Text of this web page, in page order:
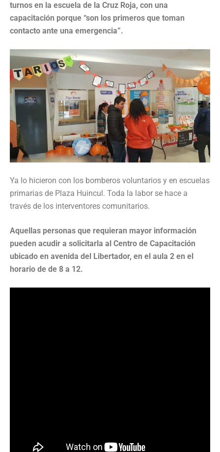
turnos en la escuela de la Cruz Roja, con una
capacitación porque “son los primeros que toman
contacto ante una emergencia”.
Ya lo hicieron con los bomberos voluntarios y en escuelas
primarias de Plaza Huincul. Toda la labor se hace a
través de los interventores comunitarios.
Aquellas personas que requieran mayor información
pueden acudir a solicitarla al Centro de Capacitación
ubicado en avenida del Libertador, en el aula 2 en el
horario de de 8 a 12.